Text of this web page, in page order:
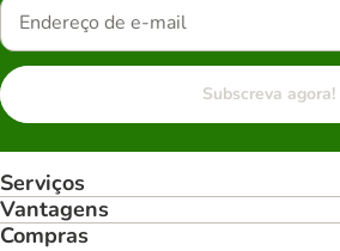
Subscreva agora!
Serviços
Vantagens
Compras